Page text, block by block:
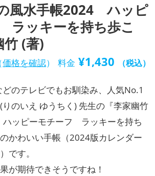
風水手帳2024 ハッピ
ラッキーを持ち歩こ
竹 (著)
（価格を確認） 料金 ¥1,430 （税込）
のテレビでもお馴染み、人気No.1
のいえ ゆうちく) 先生の『李家幽竹
ッピーモチーフ ラッキーを持ち
かわいい手帳（2024版カレンダー
です。
が期待できそうですね！